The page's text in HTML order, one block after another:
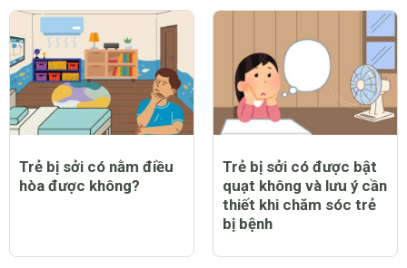
Trẻ bị sởi có nằm điều
hòa được không?
Trẻ bị sởi có được bật
quạt không và lưu ý cần
thiết khi chăm sóc trẻ
bị bệnh